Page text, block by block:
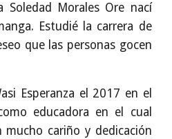
Soledad Morales Ore nací
Estudié la carrera de
que las personas gocen
Esperanza el 2017 en el
educadora en el cual
cariño y dedicación